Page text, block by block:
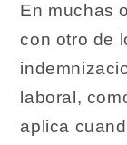
En muchas
con otro de
laboral,
aplica